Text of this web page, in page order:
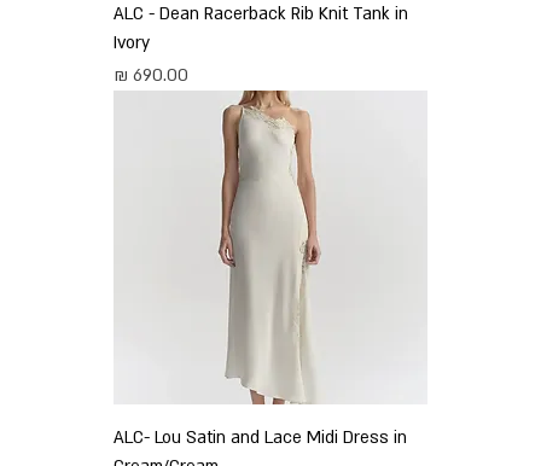
ALC - Dean Racerback Rib Knit Tank in
Ivory
מחיר
ALC- Lou Satin and Lace Midi Dress in